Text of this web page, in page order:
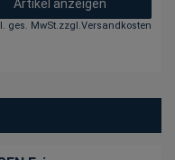
Artikel anzeigen
ges. MwSt.zzgl.Versandkosten